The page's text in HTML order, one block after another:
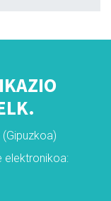
elektronikoa: